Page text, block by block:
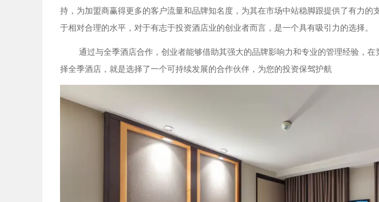
持，为加盟商赢得更多的客户流量和品牌知名度，为其在市场中站稳脚跟提供了有力的
于相对合理的水平，对于有志于投资酒店业的创业者而言，是一个具有吸引力的选择。
通过与全季酒店合作，创业者能够借助其强大的品牌影响力和专业的管理经验，
择全季酒店，就是选择了一个可持续发展的合作伙伴，为您的投资保驾护航